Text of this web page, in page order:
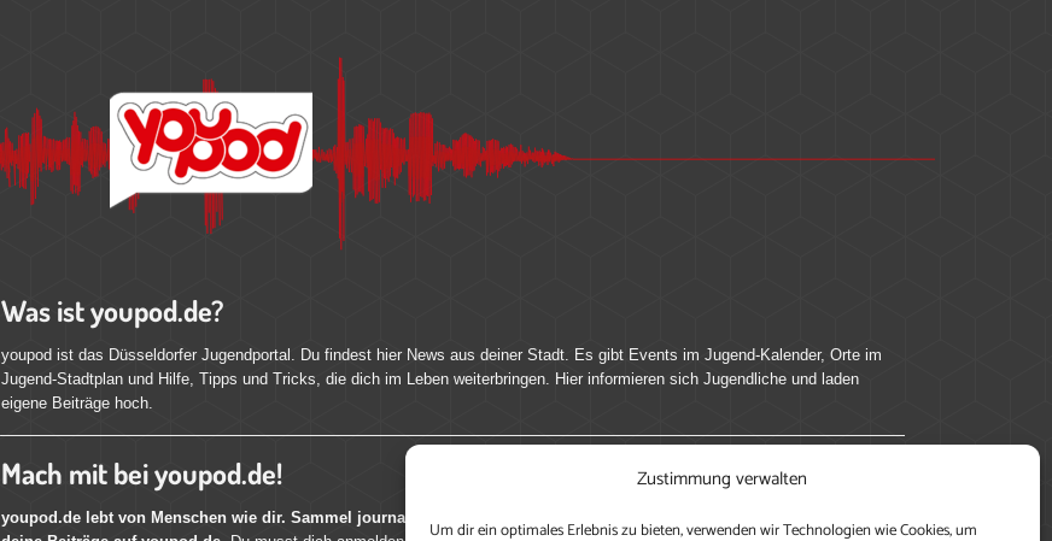
Zustimmung verwalten
Um dir ein optimales Erlebnis zu bieten, verwenden wir Technologien wie Cookies, um
Was ist youpod.de?
youpod ist das Düsseldorfer Jugendportal. Du findest hier News aus deiner Stadt. Es gibt Events im Jugend-Kalender, Orte im
Jugend-Stadtplan und Hilfe, Tipps und Tricks, die dich im Leben weiterbringen. Hier informieren sich Jugendliche und laden
eigene Beiträge hoch.
Mach mit bei youpod.de!
youpod.de lebt von Menschen wie dir. Sammel journalistische Erfahrung, teile deine Perspektive und veröffentliche